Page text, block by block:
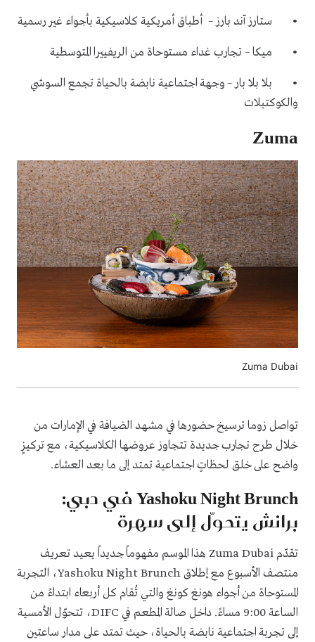
• ستارز آند بارز – أطباق أمريكية كلاسيكية بأجواء غير رسمية
• ميكا – تجارب غداء مستوحاة من الريفييرا المتوسطية
• بلا بلا بار – وجهة اجتماعية نابضة بالحياة تجمع السوشي
والكوكتيلات
Zuma
Zuma Dubai
تواصل زوما ترسيخ حضورها في مشهد الضيافة في الإمارات من
خلال طرح تجارب جديدة تتجاوز عروضها الكلاسيكية، مع تركيزٍ
واضح على خلق لحظاتٍ اجتماعية تمتد إلى ما بعد العشاء.
Yashoku Night Brunch في دبي:
برانش يتحوّل إلى سهرة
تقدّم Zuma Dubai هذا الموسم مفهوماً جديداً يعيد تعريف
منتصف الأسبوع مع إطلاق Yashoku Night Brunch، التجربة
المستوحاة من أجواء هونغ كونغ والتي تُقام كل أربعاء ابتداءً من
الساعة 9:00 مساءً. داخل صالة المطعم في DIFC، تتحوّل الأمسية
إلى تجربة اجتماعية نابضة بالحياة، حيث تمتد على مدار ساعتين